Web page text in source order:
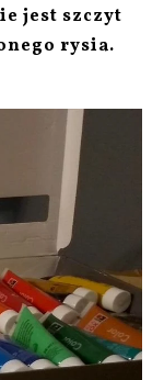
jest szczyt
rysia.